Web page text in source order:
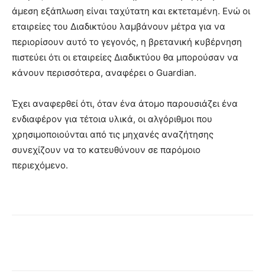
άμεση εξάπλωση είναι ταχύτατη και εκτεταμένη. Ενώ οι
εταιρείες του Διαδικτύου λαμβάνουν μέτρα για να
περιορίσουν αυτό το γεγονός, η βρετανική κυβέρνηση
πιστεύει ότι οι εταιρείες Διαδικτύου θα μπορούσαν να
κάνουν περισσότερα, αναφέρει ο Guardian.
Έχει αναφερθεί ότι, όταν ένα άτομο παρουσιάζει ένα
ενδιαφέρον για τέτοια υλικά, οι αλγόριθμοι που
χρησιμοποιούνται από τις μηχανές αναζήτησης
συνεχίζουν να το κατευθύνουν σε παρόμοιο
περιεχόμενο.